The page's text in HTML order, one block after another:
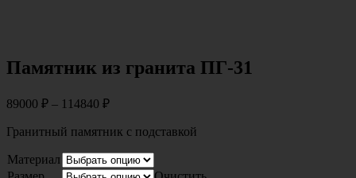
Памятник из гранита ПГ-31
89000 ₽ – 114840 ₽
Гранитный памятник с подставкой
Материал